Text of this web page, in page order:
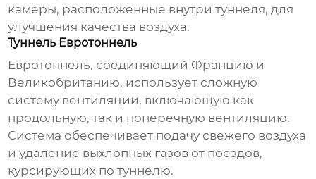
камеры, расположенные внутри туннеля, для
улучшения качества воздуха.
Туннель Евротоннель
Евротоннель, соединяющий Францию и
Великобританию, использует сложную
систему вентиляции, включающую как
продольную, так и поперечную вентиляцию.
Система обеспечивает подачу свежего воздуха
и удаление выхлопных газов от поездов,
курсирующих по туннелю.